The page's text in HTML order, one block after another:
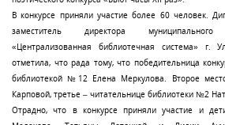
В конкурсе приняли участие более 60 человек.
заместитель директора
«Централизованная библиотечная система» г.
отметила, что рада тому, что победительница
библиотекой №12 Елена Меркулова. Второе
Карповой, третье – читательнице библиотеки №2
Отрадно, что в конкурсе приняли участие и